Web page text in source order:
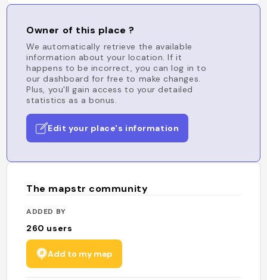
Owner of this place ?
We automatically retrieve the available
information about your location. If it
happens to be incorrect, you can log in to
our dashboard for free to make changes.
Plus, you'll gain access to your detailed
statistics as a bonus.
Edit your place's information
The mapstr community
ADDED BY
260 users
Add to my map